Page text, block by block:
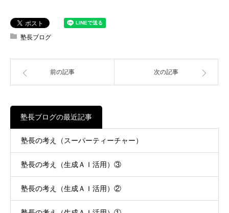
塾長ブログ
前の記事 次の記事
塾長ブログの最近記事
塾長の考え（スーパーティーチャー）
塾長の考え（生成ＡＩ活用）③
塾長の考え（生成ＡＩ活用）②